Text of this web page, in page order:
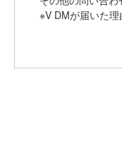
※V DMが届いた理